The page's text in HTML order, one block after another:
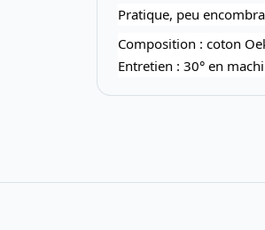
Pratique, peu
Composition : coton
Entretien : 30° en